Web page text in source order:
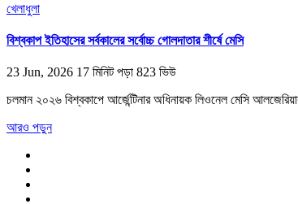
খেলাধুলা
বিশ্বকাপ ইতিহাসের সর্বকালের সর্বোচ্চ গোলদাতার শীর্ষে মেসি
23 Jun, 2026 17 মিনিট পড়া 823 ভিউ
চলমান ২০২৬ বিশ্বকাপে আর্জেন্টিনার অধিনায়ক লিওনেল মেসি
আরও পড়ুন